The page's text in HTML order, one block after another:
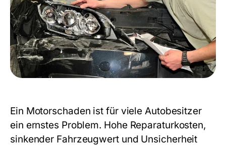
Ein Motorschaden ist für viele Autobesitzer
ein ernstes Problem. Hohe Reparaturkosten,
sinkender Fahrzeugwert und Unsicherheit